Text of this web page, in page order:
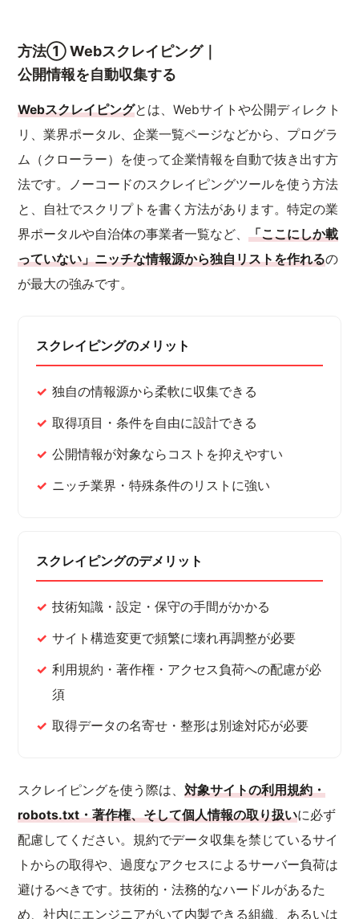
方法① Webスクレイピング｜
公開情報を自動収集する
Webスクレイピングとは、Webサイトや公開ディレクト
リ、業界ポータル、企業一覧ページなどから、プログラ
ム（クローラー）を使って企業情報を自動で抜き出す方
法です。ノーコードのスクレイピングツールを使う方法
と、自社でスクリプトを書く方法があります。特定の業
界ポータルや自治体の事業者一覧など、「ここにしか載
っていない」ニッチな情報源から独自リストを作れるの
が最大の強みです。
スクレイピングのメリット
独自の情報源から柔軟に収集できる
取得項目・条件を自由に設計できる
公開情報が対象ならコストを抑えやすい
ニッチ業界・特殊条件のリストに強い
スクレイピングのデメリット
技術知識・設定・保守の手間がかかる
サイト構造変更で頻繁に壊れ再調整が必要
利用規約・著作権・アクセス負荷への配慮が必
須
取得データの名寄せ・整形は別途対応が必要
スクレイピングを使う際は、対象サイトの利用規約・
robots.txt・著作権、そして個人情報の取り扱いに必ず
配慮してください。規約でデータ収集を禁じているサイ
トからの取得や、過度なアクセスによるサーバー負荷は
避けるべきです。技術的・法務的なハードルがあるた
め、社内にエンジニアがいて内製できる組織、あるいは